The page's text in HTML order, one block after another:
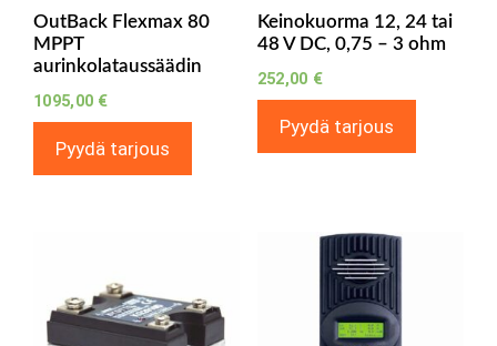
OutBack Flexmax 80
MPPT
aurinkolataussäädin
1095,00 €
Pyydä tarjous
Keinokuorma 12, 24 tai
48 V DC, 0,75 – 3 ohm
252,00 €
Pyydä tarjous